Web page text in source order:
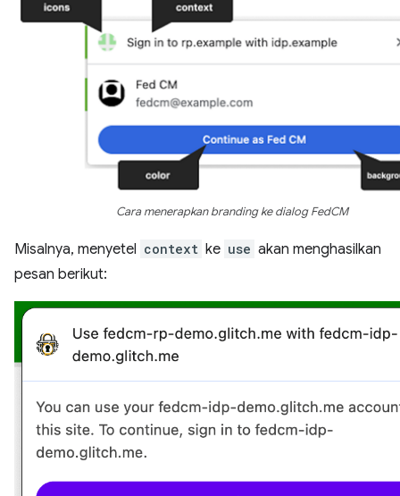
Cara menerapkan branding ke dialog FedCM
Misalnya, menyetel context ke use akan menghasilkan
pesan berikut: